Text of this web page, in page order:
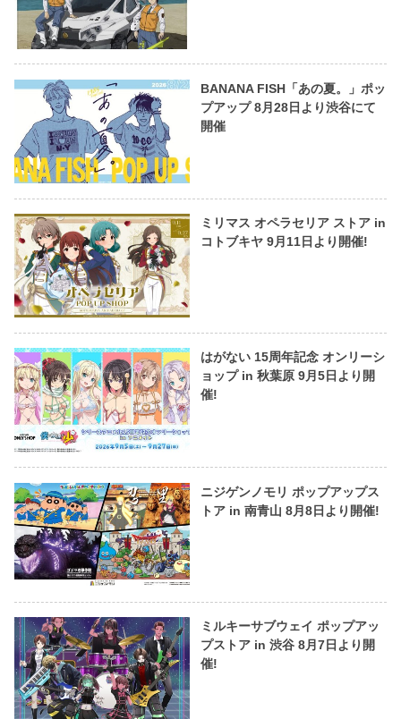
BANANA FISH「あの夏。」ポッ
プアップ 8月28日より渋谷にて
開催
ミリマス オペラセリア ストア in
コトブキヤ 9月11日より開催!
はがない 15周年記念 オンリーシ
ョップ in 秋葉原 9月5日より開
催!
ニジゲンノモリ ポップアップス
トア in 南青山 8月8日より開催!
ミルキーサブウェイ ポップアッ
プストア in 渋谷 8月7日より開
催!